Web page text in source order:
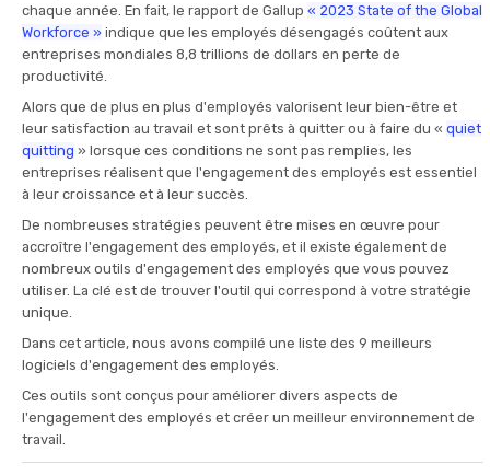
chaque année. En fait, le rapport de Gallup « 2023 State of the Global
Workforce » indique que les employés désengagés coûtent aux
entreprises mondiales 8,8 trillions de dollars en perte de
productivité.
Alors que de plus en plus d'employés valorisent leur bien-être et
leur satisfaction au travail et sont prêts à quitter ou à faire du « quiet
quitting » lorsque ces conditions ne sont pas remplies, les
entreprises réalisent que l'engagement des employés est essentiel
à leur croissance et à leur succès.
De nombreuses stratégies peuvent être mises en œuvre pour
accroître l'engagement des employés, et il existe également de
nombreux outils d'engagement des employés que vous pouvez
utiliser. La clé est de trouver l'outil qui correspond à votre stratégie
unique.
Dans cet article, nous avons compilé une liste des 9 meilleurs
logiciels d'engagement des employés.
Ces outils sont conçus pour améliorer divers aspects de
l'engagement des employés et créer un meilleur environnement de
travail.